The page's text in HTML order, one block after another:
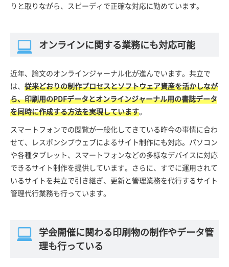
りと取りながら、スピーディで正確な対応に勤めています。
オンラインに関する業務にも対応可能
近年、論文のオンラインジャーナル化が進んでいます。共立で
は、 従来どおりの制作プロセスとソフトウェア資産を活かしなが
ら、印刷用のPDFデータとオンラインジャーナル用の書誌データ
を同時に作成する方法を実現しています。
スマートフォンでの閲覧が一般化してきている昨今の事情に合わ
せて、レスポンシブウェブによるサイト制作にも対応。パソコン
や各種タブレット、スマートフォンなどの多様なデバイスに対応
できるサイト制作を提供しています。さらに、すでに運用されて
いるサイトを共立で引き継ぎ、更新と管理業務を代行するサイト
管理代行業務も行っています。
学会開催に関わる印刷物の制作やデータ管
理も行っている